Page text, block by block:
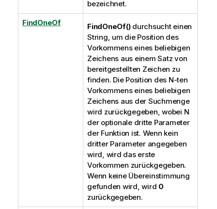
bezeichnet.
FindOneOf FindOneOf()durchsucht einen
String, um die Position des
Vorkommens eines beliebigen
Zeichens aus einem Satz von
bereitgestellten Zeichen zu
finden. Die Position des N-ten
Vorkommens eines beliebigen
Zeichens aus der Suchmenge
wird zurückgegeben, wobei N
der optionale dritte Parameter
der Funktion ist. Wenn kein
dritter Parameter angegeben
wird, wird das erste
Vorkommen zurückgegeben.
Wenn keine Übereinstimmung
gefunden wird, wird 0
zurückgegeben.